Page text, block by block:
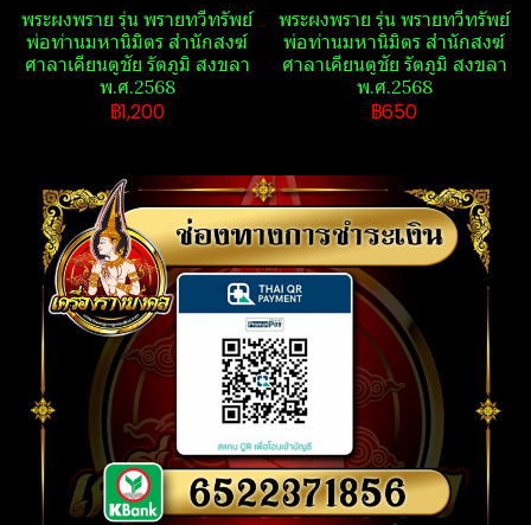
พระ​ผงพราย​ รุ่น พรายทวีทรัพย์​
พ่อท่านมหานิ​มิตร​ สำนักสงฆ์​
ศาลา​เคียน​ตู​ชัย​ รัตภูมิ​ สงขลา​
พ.ศ.2568
฿1,200
พระ​ผงพราย​ รุ่น พรายทวีทรัพย์​
พ่อท่านมหานิ​มิตร​ สำนักสงฆ์​
ศาลา​เคียน​ตู​ชัย​ รัตภูมิ​ สงขลา​
พ.ศ.2568
฿650